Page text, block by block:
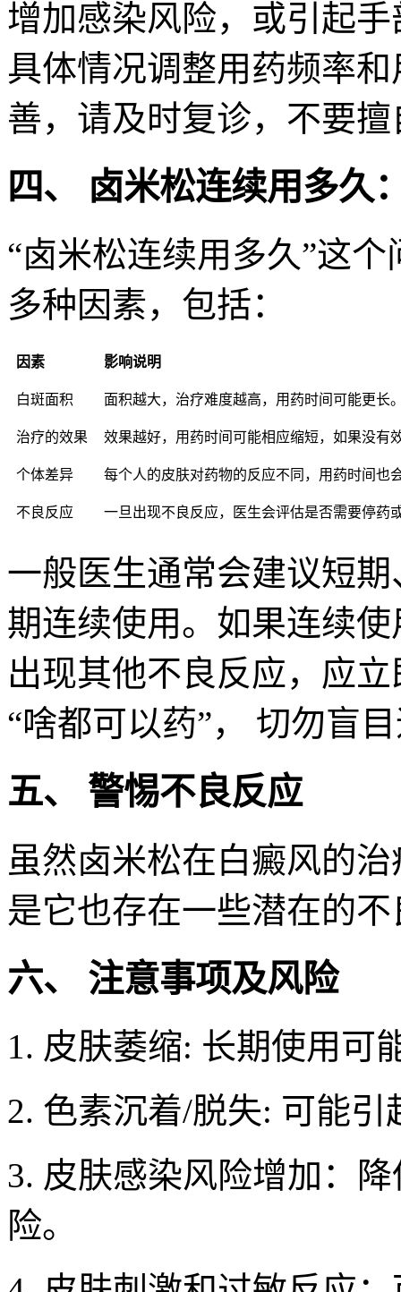
增加感染风险，或引起
具体情况调整用药频率
善，请及时复诊，不要
四、 卤米松连续用多久
“卤米松连续用多久”这
多种因素，包括：
因素 影响说明
白斑面积 面积越大，治疗难度越高，用药时间可能更长
治疗的效果 效果越好，用药时间可能相应缩短，如果没有
个体差异 每个人的皮肤对药物的反应不同，用药时间也
不良反应 一旦出现不良反应，医生会评估是否需要停药
一般医生通常会建议短
期连续使用。如果连续
出现其他不良反应，应
“啥都可以药”， 切勿盲
五、 警惕不良反应
虽然卤米松在白癜风的
是它也存在一些潜在的
六、 注意事项及风险
1. 皮肤萎缩: 长期使用可
2. 色素沉着/脱失: 可能
3. 皮肤感染风险增加：
险。